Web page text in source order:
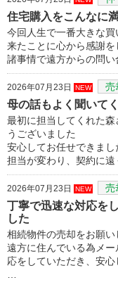
住宅購入をこんなに
今回人生で一番大きな
来たことに心から感謝を
諸事情で遠方からの問
2026年07月23日 NEW 売
母の話もよく聞いて
最初に担当してくれた
うございました
安心してお任せできまし
担当が変わり、契約に遠
2026年07月23日 NEW 売
丁寧で迅速な対応を
した
相続物件の売却をお願い
遠方に住んでいる為メ
応をしていただき、安心